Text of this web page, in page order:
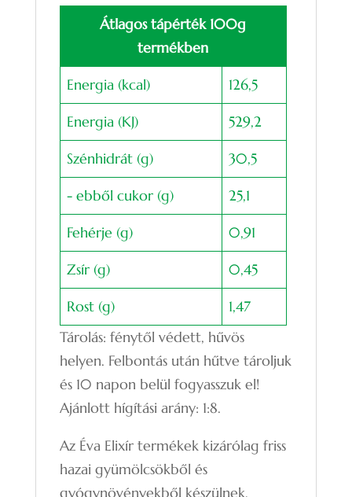
Átlagos tápérték 100g
termékben
Energia (kcal) 126,5
Energia (KJ) 529,2
Szénhidrát (g) 30,5
- ebből cukor (g) 25,1
Fehérje (g) 0,91
Zsír (g) 0,45
Rost (g)
1,47
Tárolás: fénytől védett, hűvös
helyen. Felbontás után hűtve tároljuk
és 10 napon belül fogyasszuk el!
Ajánlott hígítási arány: 1:8.
Az Éva Elixír termékek kizárólag friss
hazai gyümölcsökből és
gyógynövényekből készülnek,